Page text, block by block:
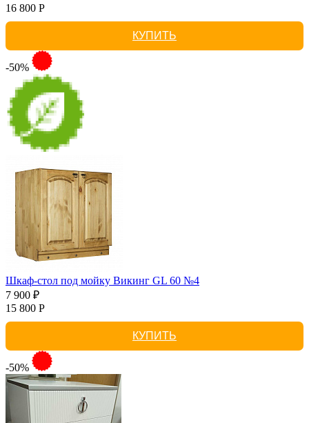
16 800 Р
КУПИТЬ
-50%
Шкаф-стол под мойку Викинг GL 60 №4
7 900 ₽
15 800 Р
КУПИТЬ
-50%